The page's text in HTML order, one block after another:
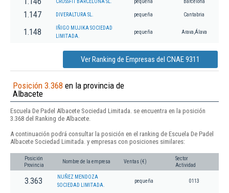
CROSSFIT BARCELONA SL. pequeña Barcelona
1.147 DIVERALTURA SL. pequeña Cantabria
1.148
IÑIGO MUJIKA SOCIEDAD
LIMITADA.
pequeña Arava,Álava
Ver Ranking de Empresas del CNAE 9311
Posición 3.368 en la provincia de
Albacete
Escuela De Padel Albacete Sociedad Limitada. se encuentra en la posición
3.368 del Ranking de Albacete.
A continuación podrá consultar la posición en el ranking de Escuela De Padel
Albacete Sociedad Limitada. y empresas con posiciones similares:
Posición
Provincia
Nombre de la empresa Ventas (€)
Sector
Actividad
3.363
NUÑEZ MENDOZA
SOCIEDAD LIMITADA.
pequeña 0113